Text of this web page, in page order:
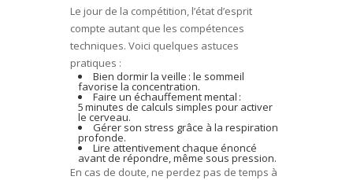
Le jour de la compétition, l’état d’esprit
compte autant que les compétences
techniques. Voici quelques astuces
pratiques :
Bien dormir la veille : le sommeil
favorise la concentration.
Faire un échauffement mental :
5 minutes de calculs simples pour activer
le cerveau.
Gérer son stress grâce à la respiration
profonde.
Lire attentivement chaque énoncé
avant de répondre, même sous pression.
En cas de doute, ne perdez pas de temps à